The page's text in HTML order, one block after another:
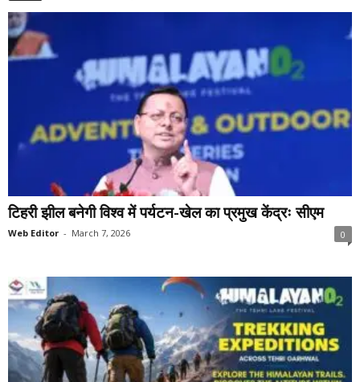
टिहरी झील बनेगी विश्व में पर्यटन-खेल का प्रमुख केंद्रः सीएम
Web Editor - March 7, 2026 0